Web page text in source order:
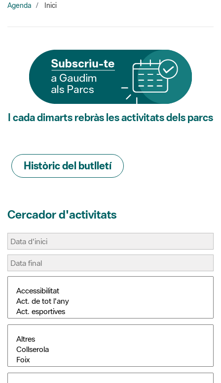
Agenda Inici
I cada dimarts rebràs les activitats dels parcs
Històric del butlletí
Cercador d'activitats